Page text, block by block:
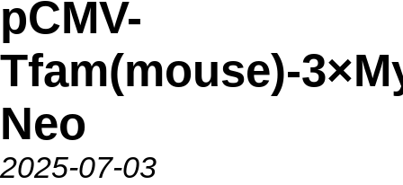
pCMV-
Tfam(mouse)-
Neo
2025-07-03